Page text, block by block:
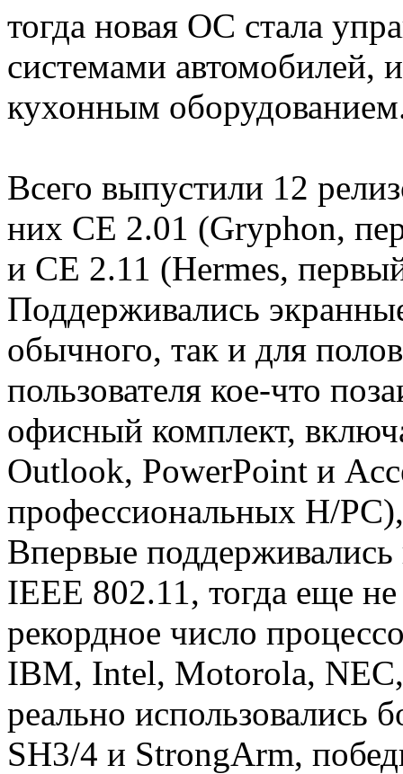
тогда новая ОС стала
системами автомобилей,
кухонным
Всего выпустили 12
них CE 2.01 (Gryphon,
и CE 2.11 (Hermes,
Поддерживались
обычного, так и для
пользователя кое-что
офисный комплект,
Outlook, PowerPoint и
профессиональных H/
Впервые поддерживались
IEEE 802.11, тогда еще
рекордное число
IBM, Intel, Motorola,
реально использовались
SH3/4 и StrongArm,